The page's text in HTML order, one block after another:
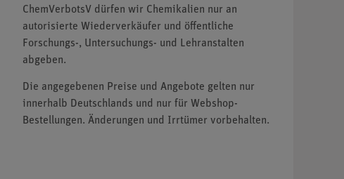
ChemVerbotsV dürfen wir Chemikalien nur an
autorisierte Wiederverkäufer und öffentliche
Forschungs-, Untersuchungs- und Lehranstalten
abgeben.
Die angegebenen Preise und Angebote gelten nur
innerhalb Deutschlands und nur für Webshop-
Bestellungen. Änderungen und Irrtümer vorbehalten.